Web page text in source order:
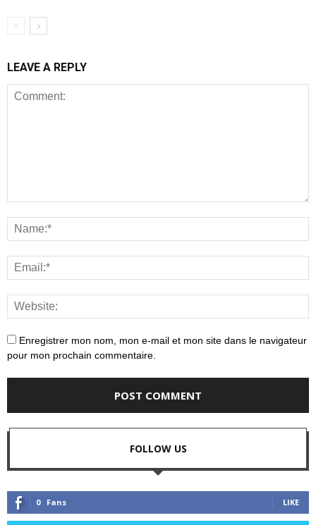
LEAVE A REPLY
Enregistrer mon nom, mon e-mail et mon site dans le navigateur
pour mon prochain commentaire.
FOLLOW US
0 Fans LIKE